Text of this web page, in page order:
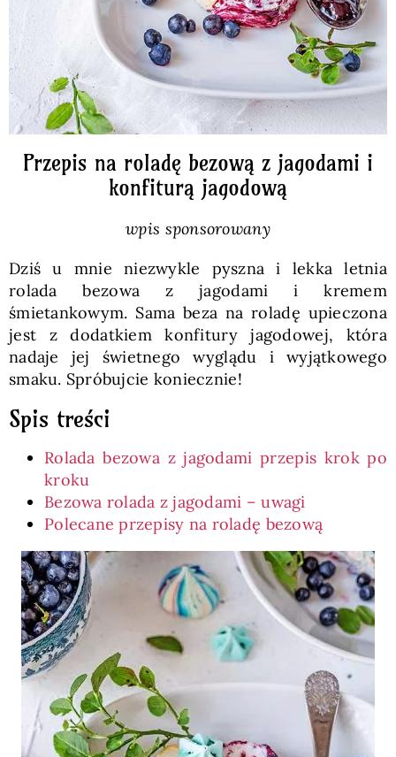
Polski
Przepis na roladę bezową z jagodami i
konfiturą jagodową
wpis sponsorowany
Dziś u mnie niezwykle pyszna i lekka letnia
rolada bezowa z jagodami i kremem
śmietankowym. Sama beza na roladę upieczona
jest z dodatkiem konfitury jagodowej, która
nadaje jej świetnego wyglądu i wyjątkowego
smaku. Spróbujcie koniecznie!
Spis treści
Rolada bezowa z jagodami przepis krok po
kroku
Bezowa rolada z jagodami – uwagi
Polecane przepisy na roladę bezową